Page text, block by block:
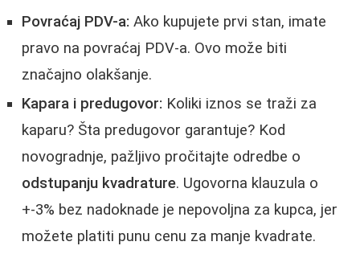
Povraćaj PDV-a: Ako kupujete prvi stan, imate
pravo na povraćaj PDV-a. Ovo može biti
značajno olakšanje.
Kapara i predugovor: Koliki iznos se traži za
kaparu? Šta predugovor garantuje? Kod
novogradnje, pažljivo pročitajte odredbe o
odstupanju kvadrature. Ugovorna klauzula o
+-3% bez nadoknade je nepovoljna za kupca, jer
možete platiti punu cenu za manje kvadrate.